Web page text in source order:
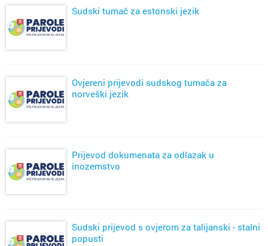
Sudski tumač za estonski jezik
Ovjereni prijevodi sudskog tumača za
norveški jezik
Prijevod dokumenata za odlazak u
inozemstvo
Sudski prijevod s ovjerom za talijanski - stalni
popusti